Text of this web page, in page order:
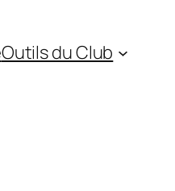
Outils du Club